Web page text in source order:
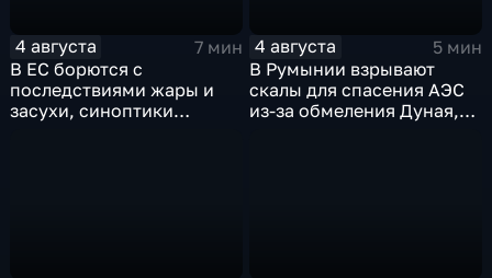
4 августа
7 мин
В ЕС борются с
последствиями жары и
засухи, синоптики
4 августа
5 мин
В Румынии взрывают
скалы для спасения АЭС
из-за обмеления Дуная,